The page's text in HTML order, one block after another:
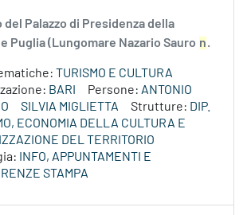
del Palazzo di Presidenza della
Puglia (Lungomare Nazario Sauro n.
TURISMO E CULTURA
BARI Persone: ANTONIO
SILVIA MIGLIETTA Strutture: DIP.
ECONOMIA DELLA CULTURA E
DEL TERRITORIO
INFO, APPUNTAMENTI E
STAMPA